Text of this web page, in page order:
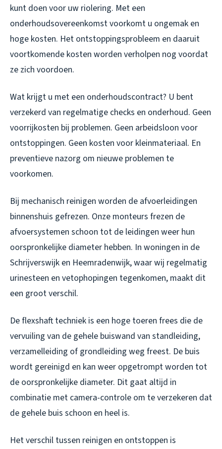
kunt doen voor uw riolering. Met een
onderhoudsovereenkomst voorkomt u ongemak en
hoge kosten. Het ontstoppingsprobleem en daaruit
voortkomende kosten worden verholpen nog voordat
ze zich voordoen.
Wat krijgt u met een onderhoudscontract? U bent
verzekerd van regelmatige checks en onderhoud. Geen
voorrijkosten bij problemen. Geen arbeidsloon voor
ontstoppingen. Geen kosten voor kleinmateriaal. En
preventieve nazorg om nieuwe problemen te
voorkomen.
Bij mechanisch reinigen worden de afvoerleidingen
binnenshuis gefrezen. Onze monteurs frezen de
afvoersystemen schoon tot de leidingen weer hun
oorspronkelijke diameter hebben. In woningen in de
Schrijverswijk en Heemradenwijk, waar wij regelmatig
urinesteen en vetophopingen tegenkomen, maakt dit
een groot verschil.
De flexshaft techniek is een hoge toeren frees die de
vervuiling van de gehele buiswand van standleiding,
verzamelleiding of grondleiding weg freest. De buis
wordt gereinigd en kan weer opgetrompt worden tot
de oorspronkelijke diameter. Dit gaat altijd in
combinatie met camera-controle om te verzekeren dat
de gehele buis schoon en heel is.
Het verschil tussen reinigen en ontstoppen is